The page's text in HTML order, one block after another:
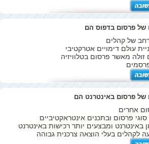
של קהלים
עולם דימויים אטרקטיבי
מאשר פרסום בטלוויזיה
אחרים
פרסום ובתכנים אינטראקטיביים
באינטרנט ומבצעים יותר רכישות באינטרנט
לקהלים בעלי הוצאה צרכנית גבוהה